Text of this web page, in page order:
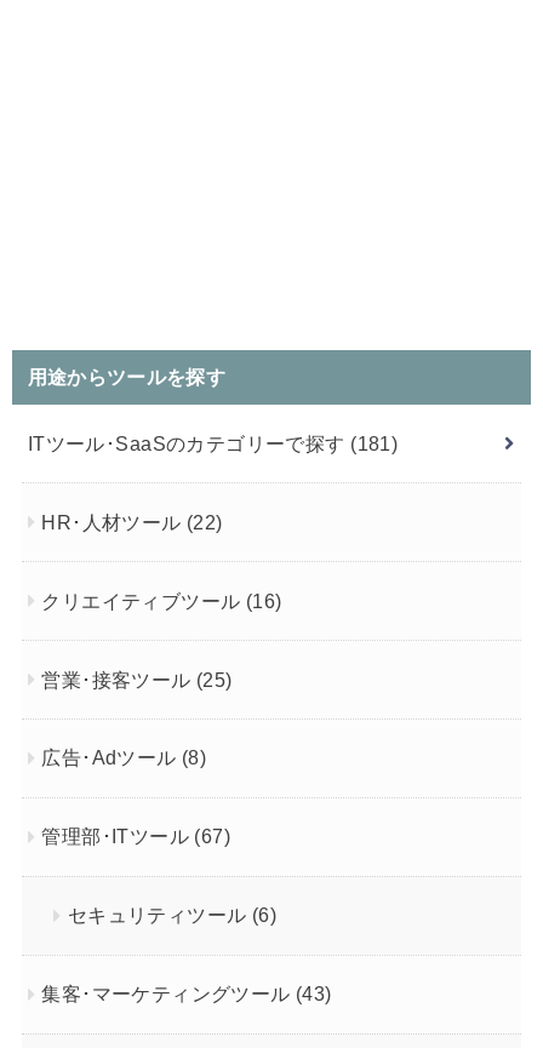
用途からツールを探す
ITツール･SaaSのカテゴリーで探す (181)
HR･人材ツール (22)
クリエイティブツール (16)
営業･接客ツール (25)
広告･Adツール (8)
管理部･ITツール (67)
セキュリティツール (6)
集客･マーケティングツール (43)